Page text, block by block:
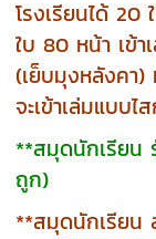
โรงเรียนได้
ใบ 80 หน้า เข้
(เย็บมุงหลังคา)
จะเข้าเล่มแบบไ
**สมุดนักเรียน
ถูก)
**สมุดนักเรียน